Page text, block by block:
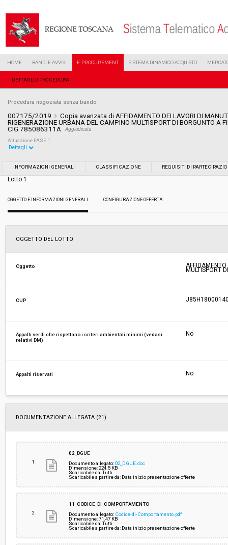
HOME BANDI E AVVISI E-PROCUREMENT SISTEMA DINAMICO ACQUISTO
DETTAGLIO PROCEDURA
Procedura negoziata senza bando
007175/2019
Copia avanzata di AFFIDAMENTO DEI LAVORI DI
RIGENERAZIONE URBANA DEL CAMPINO MULTISPORT DI BORGUNTO
CIG 785086311A
Aggiudicata
Attuazione FASE 1
Tipo di contratto:
Data pubblicazione:
Svolgimento:
Responsabile attuale: COMUNE DI FIESOLE - Dipartimento Lavori
Dettagli
INFORMAZIONI GENERALI CLASSIFICAZIONE REQUISITI DI
Lotto 1
OGGETTO E INFORMAZIONI GENERALI CONFIGURAZIONE OFFERTA
OGGETTO DEL LOTTO
Oggetto
MULTISPORT
CUP
Appalti verdi che rispettano i criteri ambientali minimi (vedasi
relativi DM)
No
Appalti riservati No
DOCUMENTAZIONE ALLEGATA (21)
1
02_DGUE
Documento allegato:02_DGUE.doc
Dimensione: 224.5 KB
Scaricabile da: Tutti
Scaricabile a partire da: Data inizio presentazione offerte
2
11_CODICE_DI_COMPORTAMENTO
Documento allegato: Codice-di-Comportamento.pdf
Dimensione: 71.47 KB
Scaricabile da: Tutti
Scaricabile a partire da: Data inizio presentazione offerte